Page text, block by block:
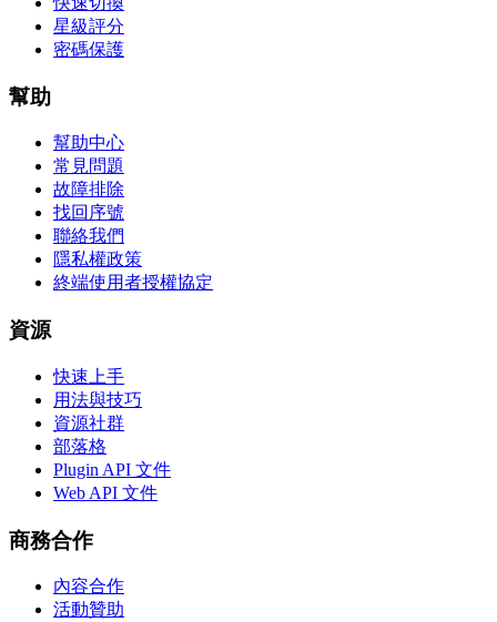
星級評分
密碼保護
幫助
幫助中心
常見問題
故障排除
找回序號
聯絡我們
隱私權政策
終端使用者授權協定
資源
快速上手
用法與技巧
資源社群
部落格
Plugin API 文件
Web API 文件
商務合作
內容合作
活動贊助